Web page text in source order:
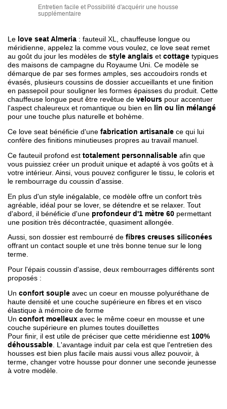
Entretien facile et Possibilité d'acquérir une housse
supplémentaire
Le love seat Almeria : fauteuil XL, chauffeuse longue ou
méridienne, appelez la comme vous voulez, ce love seat remet
au goût du jour les modèles de style anglais et cottage typiques
des maisons de campagne du Royaume Uni. Ce modèle se
démarque de par ses formes amples, ses accoudoirs ronds et
évasés, plusieurs coussins de dossier accueillants et une finition
en passepoil pour souligner les formes épaisses du produit. Cette
chauffeuse longue peut être revêtue de velours pour accentuer
l'aspect chaleureux et romantique ou bien en
lin ou lin mélangé
pour une touche plus naturelle et bohème.
Ce love seat bénéficie d'une fabrication artisanale ce qui lui
confère des finitions minutieuses propres au travail manuel.
Ce fauteuil profond est totalement personnalisable afin que
vous puissiez créer un produit unique et adapté à vos goûts et à
votre intérieur. Ainsi, vous pouvez configurer le tissu, le coloris et
le rembourrage du coussin d'assise.
En plus d'un style inégalable, ce modèle offre un confort très
agréable, idéal pour se lover, se détendre et se relaxer. Tout
d'abord, il bénéficie d'une profondeur d'1 mètre 60 permettant
une position très décontractée, quasiment allongée.
Aussi, son dossier est rembourré de fibres creuses siliconées
offrant un contact souple et une très bonne tenue sur le long
terme.
Pour l'épais coussin d'assise, deux rembourrages différents sont
proposés :
Un confort souple avec un coeur en mousse polyuréthane de
haute densité et une couche supérieure en fibres et en visco
élastique à mémoire de forme
Un confort moelleux avec le même coeur en mousse et une
couche supérieure en plumes toutes douillettes
Pour finir, il est utile de préciser que cette méridienne est 100%
déhoussable . L'avantage induit par cela est que l'entretien des
housses est bien plus facile mais aussi vous allez pouvoir, à
terme, changer votre housse pour donner une seconde jeunesse
à votre modèle.